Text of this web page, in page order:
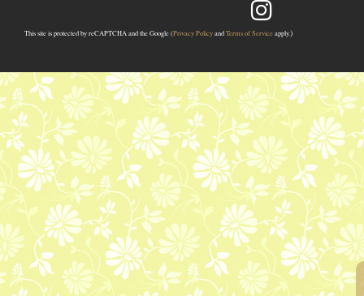
This site is protected by reCAPTCHA and the Google (Privacy PolicyandTerms of Service apply.)